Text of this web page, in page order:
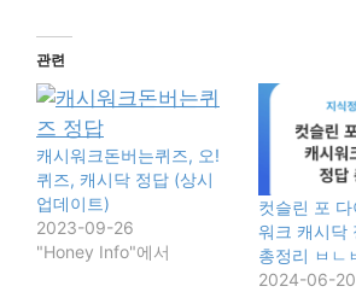
관련
캐시워크돈버는퀴즈, 오!
퀴즈, 캐시닥 정답 (상시
업데이트)
2023-09-26
"Honey Info"에서
컷슬린 포
워크 캐시닥
총정리 ㅂㄴ
2024-06-20